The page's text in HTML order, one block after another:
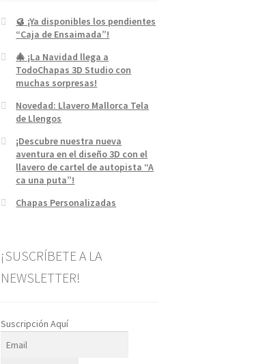
🥮 ¡Ya disponibles los pendientes
“Caja de Ensaimada”!
🎄 ¡La Navidad llega a
TodoChapas 3D Studio con
muchas sorpresas!
Novedad: Llavero Mallorca Tela
de Llengos
¡Descubre nuestra nueva
aventura en el diseño 3D con el
llavero de cartel de autopista “A
ca una puta”!
Chapas Personalizadas
¡SUSCRÍBETE A LA
NEWSLETTER!
Suscripción Aquí